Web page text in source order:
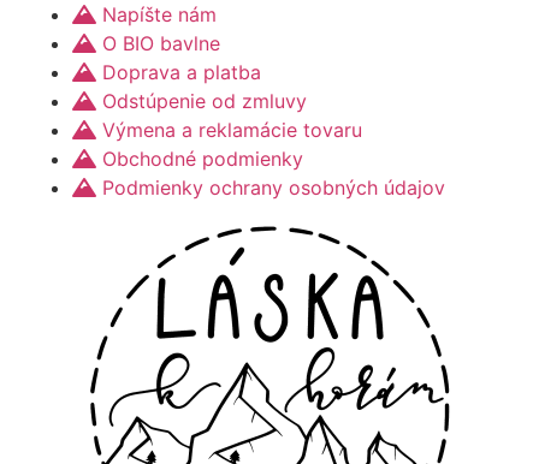
Napíšte nám
O BIO bavlne
Doprava a platba
Odstúpenie od zmluvy
Výmena a reklamácie tovaru
Obchodné podmienky
Podmienky ochrany osobných údajov